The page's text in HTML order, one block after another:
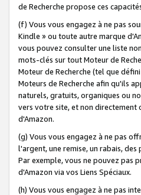
de Recherche propose ces
(f) Vous vous engagez à ne pas
Kindle » ou toute autre marque
vous pouvez consulter une liste
mots-clés sur tout Moteur de
Moteur de Recherche (tel que
Moteurs de Recherche afin qu'ils
naturels, gratuits, organiques ou
vers votre site, et non directement
d'Amazon.
(g) Vous vous engagez à ne pas
l'argent, une remise, un rabais,
Par exemple, vous ne pouvez pas
d'Amazon via vos Liens Spéciaux.
(h) Vous vous engagez à ne pas